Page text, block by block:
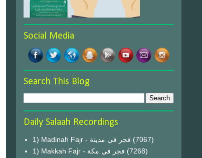
Social Media
Search This Blog
Daily Salaah Recordings
1) Madinah Fajr - فجر في مدينة (7067)
1) Makkah Fajr - فجر في مكة (7268)